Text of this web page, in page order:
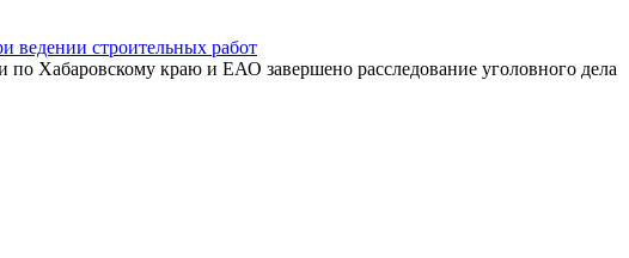
ведении строительных работ
Хабаровскому краю и ЕАО завершено расследование уголовного дела